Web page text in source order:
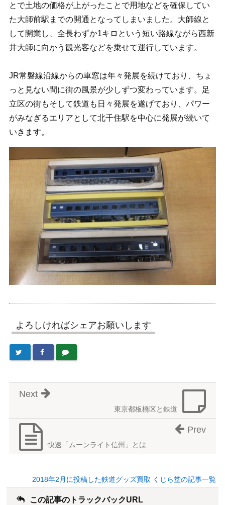
とで土地の価格が上がったことで用地などを確保してい
た大師前駅までの開通となってしまいました。大師線と
して開業し、全長わずか1キロという短い路線ながら西新
井大師に向かう観光客などを乗せて運行しています。
JR常磐線沿線からの車窓は年々発展を続けており、ちょ
っと見ない間に街の風景が少しずつ変わっています。足
立区の街もそして鉄道も日々発展を遂げており、パワー
がみなぎるエリアとして北千住駅を中心に発展が続いて
いきます。
よろしければシェアお願いします
東京都板橋区と鉄道
Next
快速「ムーンライト信州」とは
Prev
2018年2月に投稿した鉄道グッズ買取 くじら堂の記事一覧
この記事のトラックバックURL